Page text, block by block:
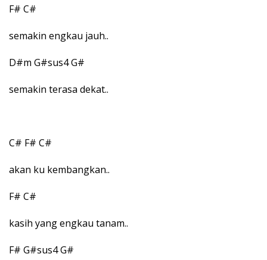
F# C#
semakin engkau jauh..
D#m G#sus4 G#
semakin terasa dekat..
C# F# C#
akan ku kembangkan..
F# C#
kasih yang engkau tanam..
F# G#sus4 G#